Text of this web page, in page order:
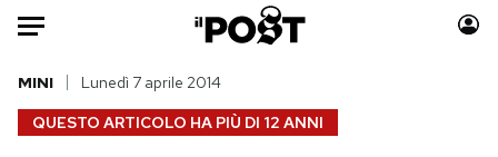
HOME
QUESTO ARTICOLO HA PIÙ DI 12 ANNI
MINI Lunedì 7 aprile 2014